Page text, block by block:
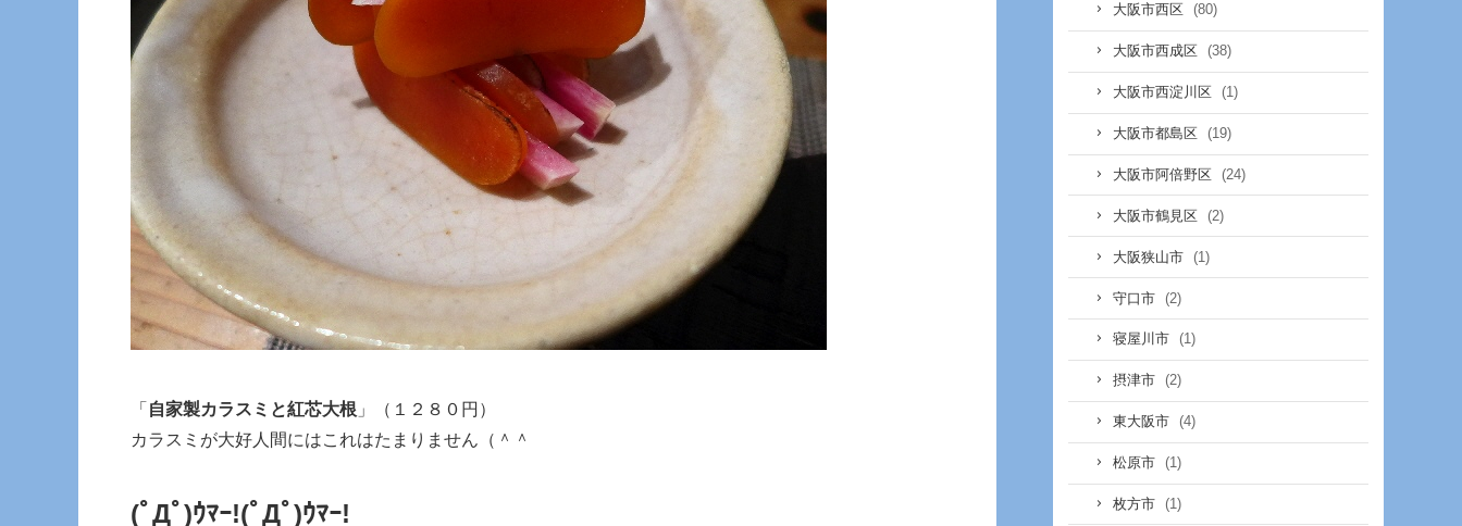
「 自家製カラスミと紅芯大根 」（１２８０円）
カラスミが大好人間にはこれはたまりません（＾＾
(ﾟДﾟ)ｳﾏｰ!(ﾟДﾟ)ｳﾏｰ!
大阪市西区 (80)
大阪市西成区 (38)
大阪市西淀川区 (1)
大阪市都島区 (19)
大阪市阿倍野区 (24)
大阪市鶴見区 (2)
大阪狭山市 (1)
守口市 (2)
寝屋川市 (1)
摂津市 (2)
東大阪市 (4)
松原市 (1)
枚方市 (1)